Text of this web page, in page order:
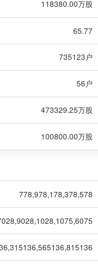
118380.00万股
65.77
735123户
56户
473329.25万股
100800.00万股
778,978,178,378,578